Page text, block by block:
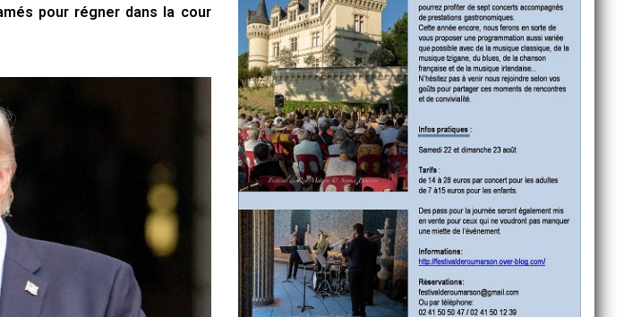
pour régner dans la cour